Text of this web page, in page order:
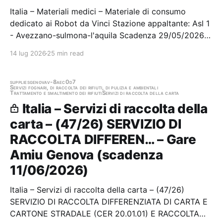
Italia – Materiali medici – Materiale di consumo
dedicato ai Robot da Vinci Stazione appaltante: Asl 1
- Avezzano-sulmona-l'aquila Scadenza 29/05/2026
14 lug 2026 25 min read
suppliesgenovav-8aec0d7
Servizi fognari, di raccolta dei rifiuti, di pulizia e ambientali
Trattamento e smaltimento dei rifiutiServizi di raccolta della carta
Italia – Servizi di raccolta della
carta – (47/26) SERVIZIO DI
RACCOLTA DIFFEREN… – Gare
Amiu Genova (scadenza
11/06/2026)
Italia – Servizi di raccolta della carta – (47/26)
SERVIZIO DI RACCOLTA DIFFERENZIATA DI CARTA E
CARTONE STRADALE (CER 20.01.01) E RACCOLTA